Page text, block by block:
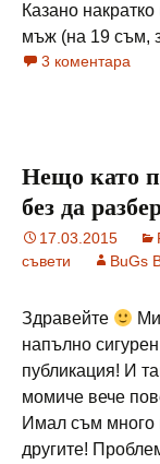
Казано
мъж (на 19 съм,
3 коментара
Нещо като
без да
17.03.2015
съвети
BuGs
Здравейте
напълно
публикация! И
момиче вече
Имал съм много
другите!